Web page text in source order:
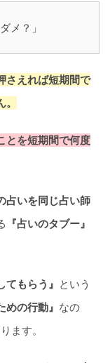
メ？」
さえれば短期間で
とを短期間で何度
占いを同じ占い師
『占いのタブー』
てもらう』 という
めの行動』 なの
ます。